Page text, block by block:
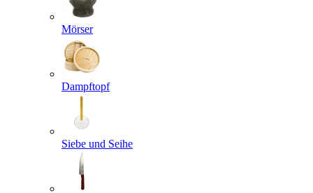
Mörser
Dampftopf
Siebe und Seihe